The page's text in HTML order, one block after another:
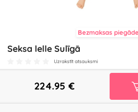
Bezmaksas piegāde
Seksa lelle Sulīgā
Uzrakstīt atsauksmi
224.95 €